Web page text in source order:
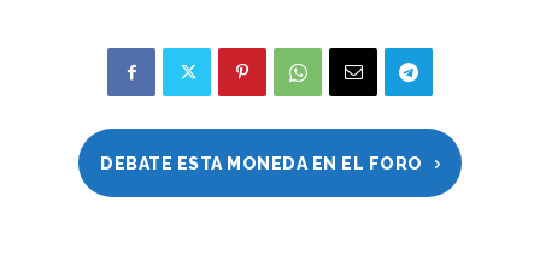
DEBATE ESTA MONEDA EN EL FORO